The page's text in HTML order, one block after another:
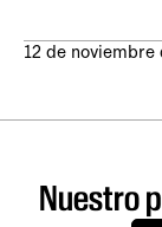
12 de noviembre
Nuestro